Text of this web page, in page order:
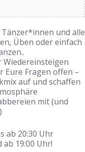
und alle
Üben oder einfach
Wiedereinsteigen
Eure Fragen offen –
auf und schaffen
mit (und
ab 20:30 Uhr
ab 19:00 Uhr!